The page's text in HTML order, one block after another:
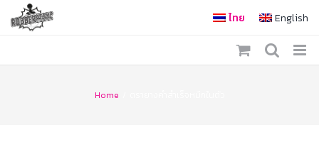
ไทย English
Home